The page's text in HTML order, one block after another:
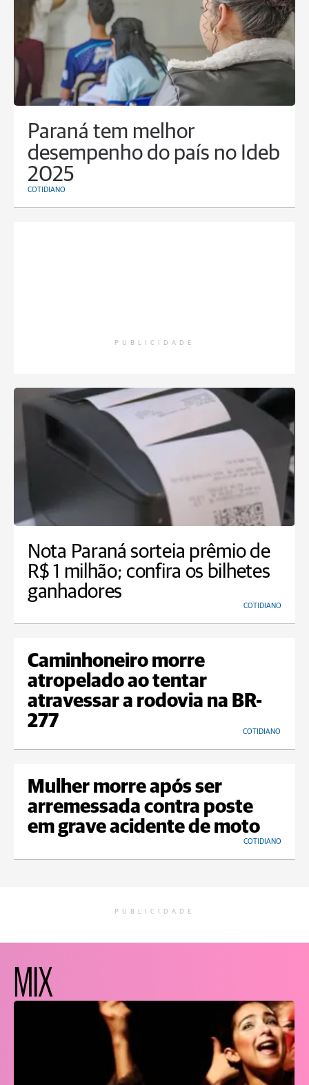
Paraná tem melhor
desempenho do país no Ideb
2025
COTIDIANO
PUBLICIDADE
Nota Paraná sorteia prêmio de
R$ 1 milhão; confira os bilhetes
ganhadores
COTIDIANO
Caminhoneiro morre
atropelado ao tentar
atravessar a rodovia na BR-
277
COTIDIANO
Mulher morre após ser
arremessada contra poste
em grave acidente de moto
COTIDIANO
PUBLICIDADE
MIX